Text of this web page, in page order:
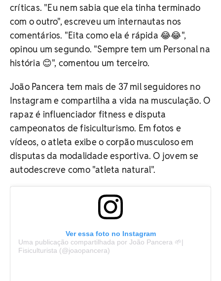
críticas. "Eu nem sabia que ela tinha terminado
com o outro", escreveu um internautas nos
comentários. "Eita como ela é rápida 😂😂",
opinou um segundo. "Sempre tem um Personal na
história 😊", comentou um terceiro.
João Pancera tem mais de 37 mil seguidores no
Instagram e compartilha a vida na musculação. O
rapaz é influenciador fitness e disputa
campeonatos de fisiculturismo. Em fotos e
vídeos, o atleta exibe o corpão musculoso em
disputas da modalidade esportiva. O jovem se
autodescreve como "atleta natural".
Ver essa foto no Instagram
Uma publicação compartilhada por João Pancera 🌱|
Fisiculturista (@joaopancera)